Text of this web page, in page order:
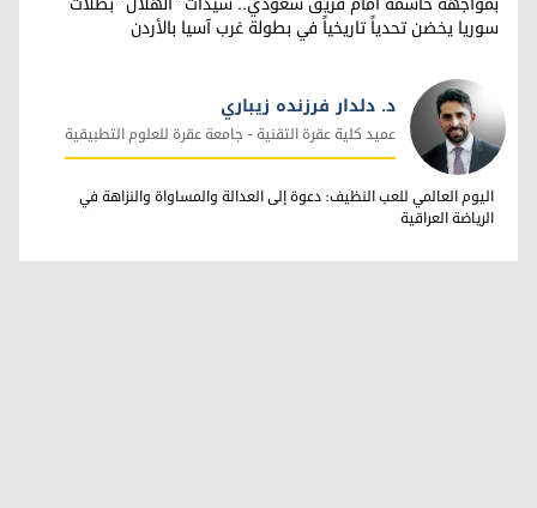
سوريا يخضن تحدياً تاريخياً في بطولة غرب آسيا بالأردن
د. دلدار فرزنده زيباري
د. دلدار فرزنده زيباري
عميد كلية عقرة التقنية - جامعة عقرة للعلوم التطبيقية
اليوم العالمي للعب النظيف: دعوة إلى العدالة والمساواة والنزاهة في
الرياضة العراقية